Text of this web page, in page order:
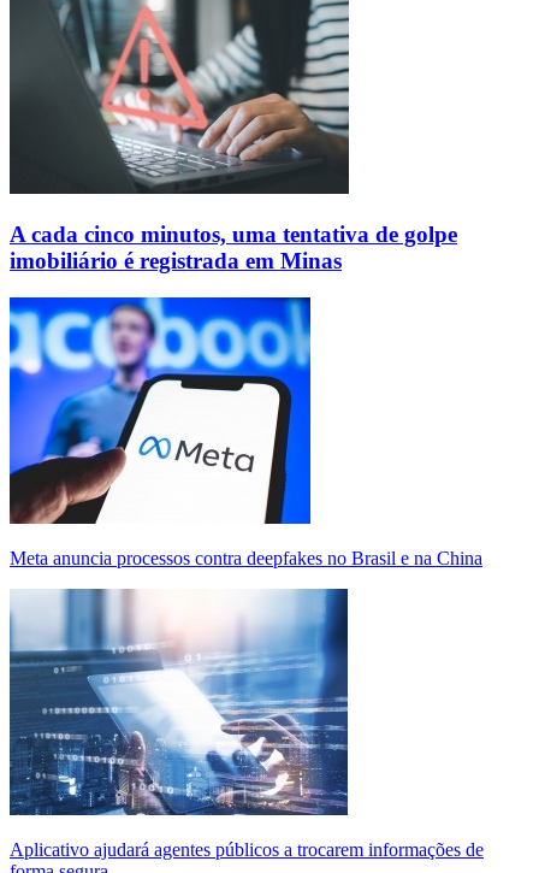
A cada cinco minutos, uma tentativa de golpe
imobiliário é registrada em Minas
Meta anuncia processos contra deepfakes no Brasil e na China
Aplicativo ajudará agentes públicos a trocarem informações de